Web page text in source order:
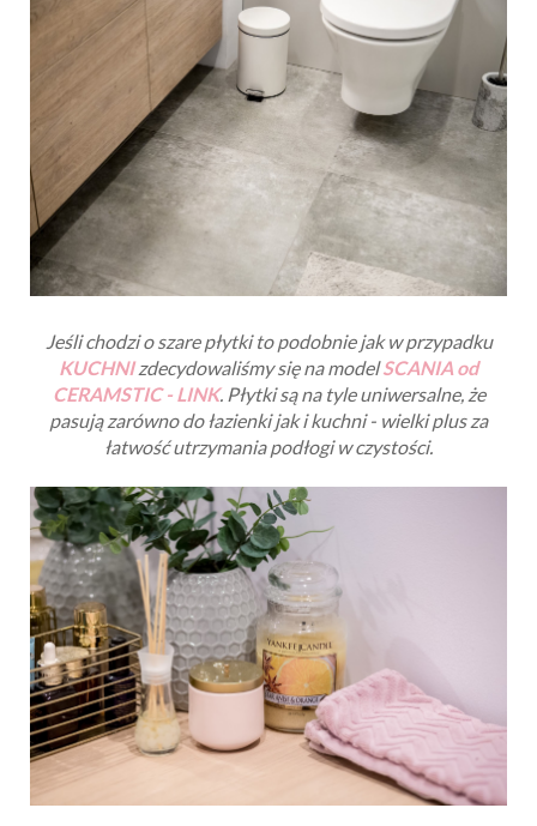
Jeśli chodzi o szare płytki to podobnie jak w przypadku
KUCHNIzdecydowaliśmy się na modelSCANIA od
CERAMSTIC - LINK. Płytki są na tyle uniwersalne, że
pasują zarówno do łazienki jak i kuchni - wielki plus za
łatwość utrzymania podłogi w czystości.